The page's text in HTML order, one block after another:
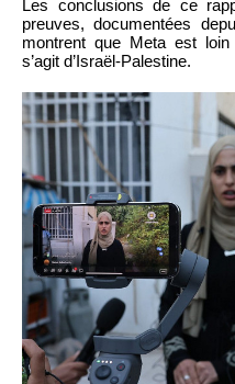
Les conclusions de ce
preuves, documentées
montrent que Meta est loin
s’agit d’Israël-Palestine.